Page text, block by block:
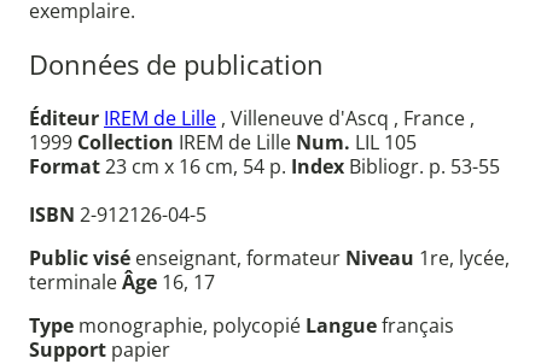
exemplaire.
Données de publication
Éditeur IREM de Lille , Villeneuve d'Ascq , France ,
1999 Collection IREM de Lille Num. LIL 105
Format23 cm x 16 cm, 54 p. Index Bibliogr. p. 53-55
ISBN 2-912126-04-5
Public visé enseignant, formateur Niveau 1re, lycée,
terminaleÂge 16, 17
Type monographie, polycopié Languefrançais
Support papier